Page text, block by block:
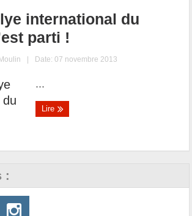
international du
parti !
| Date: 07 novembre 2013
...
Lire
: